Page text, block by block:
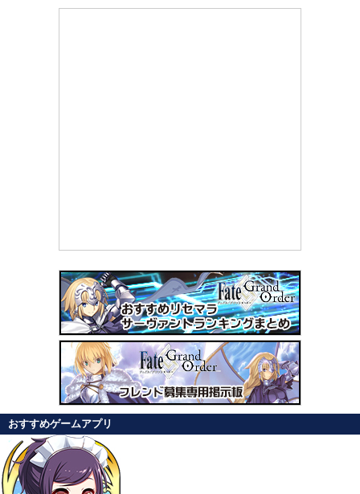
おすすめゲームアプリ